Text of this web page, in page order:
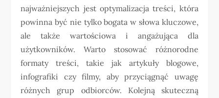
najważniejszych jest optymalizacja treści, która
powinna być nie tylko bogata w słowa kluczowe,
ale także wartościowa i angażująca dla
użytkowników. Warto stosować różnorodne
formaty treści, takie jak artykuły blogowe,
infografiki czy filmy, aby przyciągnąć uwagę
różnych grup odbiorców. Kolejną skuteczną